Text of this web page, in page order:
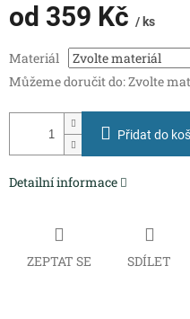
od 359 Kč / ks
cena:
Materiál
Můžeme doručit do:Zvolte
Přidat do
Detailní informace
ZEPTAT SE SDÍLET